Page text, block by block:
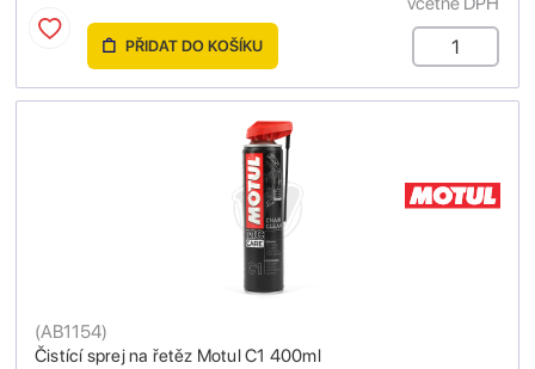
PŘIDAT DO KOŠÍKU
Čistící sprej na řetěz Motul C1 400ml
(AB1154)